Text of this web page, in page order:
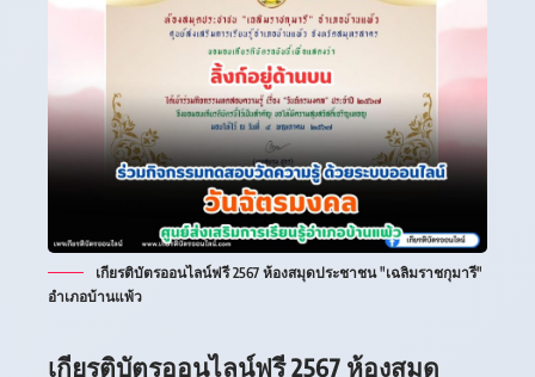
เกียรติบัตรออนไลน์ฟรี 2567 ห้องสมุดประชาชน "เฉลิมราชกุมารี"
อำเภอบ้านแพ้ว
เกียรติบัตรออนไลน์ฟรี 2567 ห้องสมุด